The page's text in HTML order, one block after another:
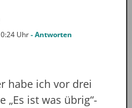
Uhr- Antworten
habe ich vor drei
„Es ist was übrig“-